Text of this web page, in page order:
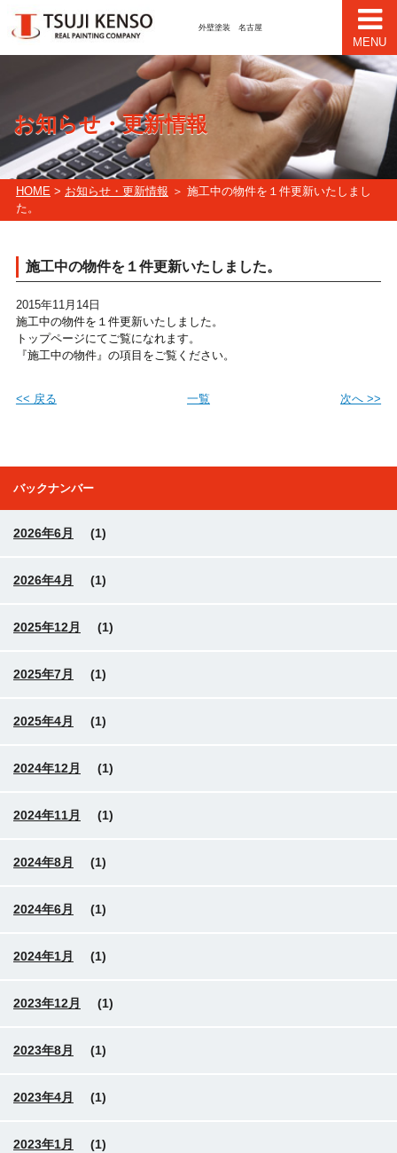
外壁塗装 名古屋
MENU
お知らせ・更新情報
HOME> お知らせ・更新情報 ＞ 施工中の物件を１件更新いたしまし
た。
施工中の物件を１件更新いたしました。
2015年11月14日
施工中の物件を１件更新いたしました。
トップページにてご覧になれます。
『施工中の物件』の項目をご覧ください。
<< 戻る 一覧 次へ >>
バックナンバー
2026年6月 (1)
2026年4月 (1)
2025年12月 (1)
2025年7月 (1)
2025年4月 (1)
2024年12月 (1)
2024年11月 (1)
2024年8月 (1)
2024年6月 (1)
2024年1月 (1)
2023年12月 (1)
2023年8月 (1)
2023年4月 (1)
2023年1月 (1)